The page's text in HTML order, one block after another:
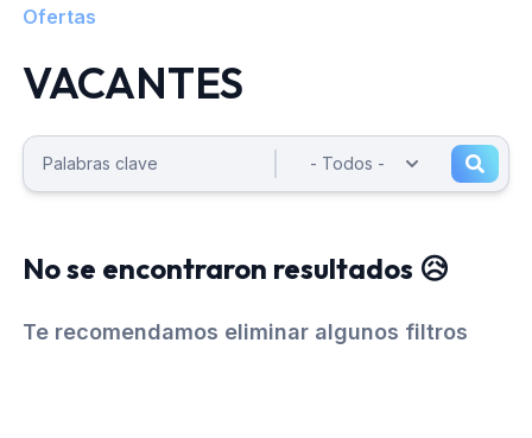
Ofertas
VACANTES
No se encontraron resultados 😥
Te recomendamos eliminar algunos filtros